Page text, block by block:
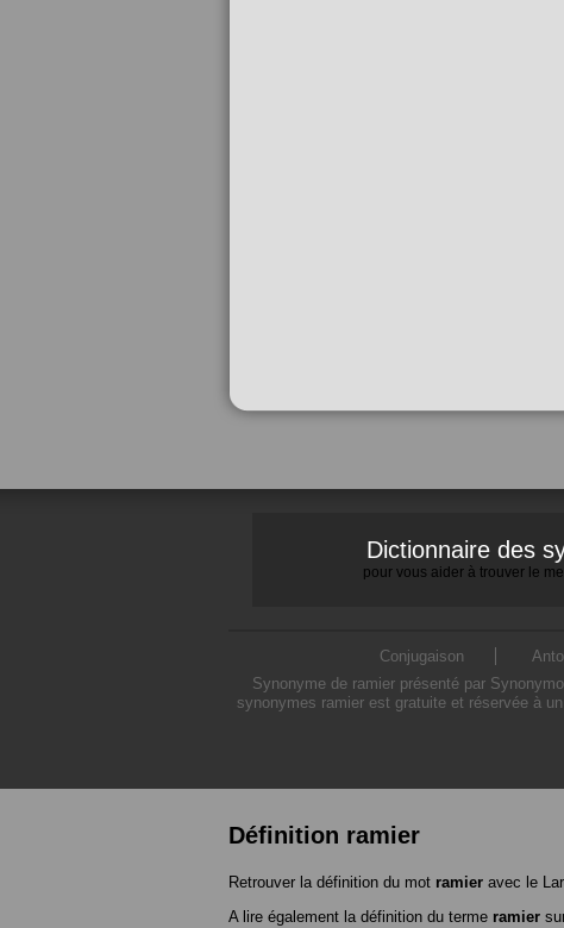
Dictionnaire des
pour vous aider à trouver le
Conjugaison
Synonyme de ramier présenté par
synonymes ramier est gratuite et réservée à
Définition ramier
Retrouver la définition du mot ramier avec le
A lire également la définition du terme ramier